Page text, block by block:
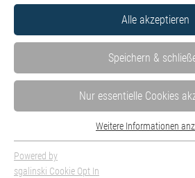
Sozialen Jahr in den
Alle akzeptieren
Speichern &
Nur essentielle Cookies
Essentielle Cookies werden für grundlegende
benötigt. Dadurch ist gewährleistet, dass die
Weitere Informationen
Powered by
sgalinski Cookie Opt In